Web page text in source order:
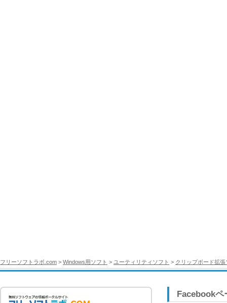
フリーソフトラボ.com > Windows用ソフト > ユーティリティソフト > クリップボード拡張
Facebookペ